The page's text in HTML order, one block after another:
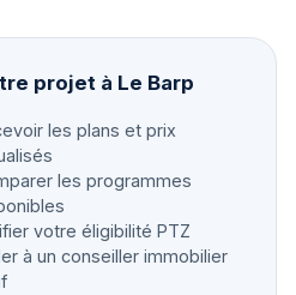
projet à Le Barp
les plans et prix
les programmes
votre éligibilité PTZ
à un conseiller immobilier